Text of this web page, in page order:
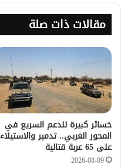
مقالات ذات صلة
خسائر كبيرة للدعم السريع في
المحور الغربي.. تدمير والاستيلاء
على 65 عربة قتالية
2026-08-09